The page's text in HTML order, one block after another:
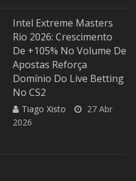
Intel Extreme Masters
Rio 2026: Crescimento
De +105% No Volume De
Apostas Reforça
Domínio Do Live Betting
No CS2
Tiago Xisto
27 Abr
2026